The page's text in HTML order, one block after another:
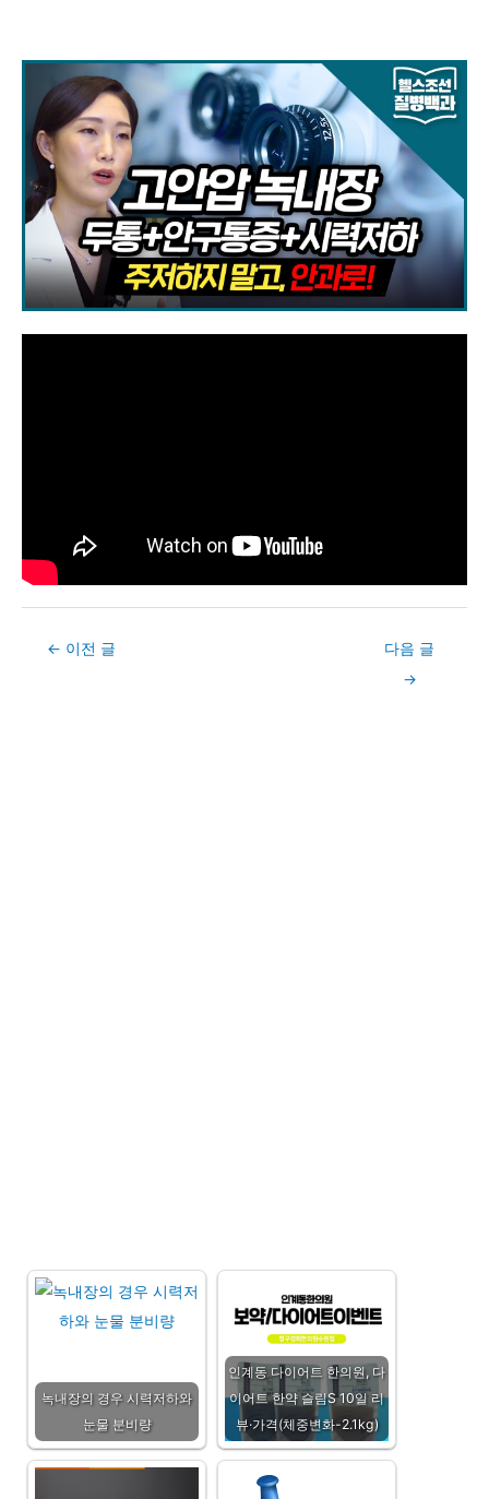
Post← 이전 글
다음 글
→
녹내장의 경우 시력저하와
눈물 분비량
인계동 다이어트 한의원, 다
이어트 한약 슬림S 10일 리
뷰·가격(체중변화-2.1kg)